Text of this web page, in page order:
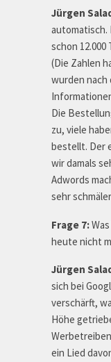
Jürgen
automatisch.
schon
(Die Zahlen
wurden nach
Die
zu, viele
bestellt. Der
wir damals
Adwords
sehr
Frage 7:
heute nicht
Jürgen
sich bei
verschärft,
Höhe
ein Lied